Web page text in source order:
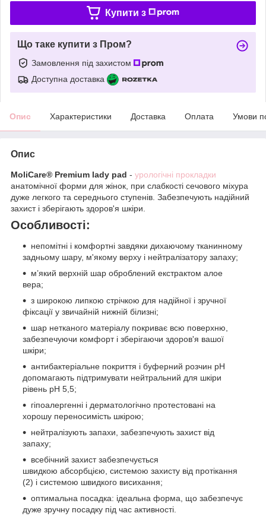
Купити з
Що таке купити з Пром?
Замовлення під захистом
Доступна доставка
Опис Характеристики Доставка Оплата Умови
Опис
MoliCare® Premium lady pad - урологічні прокладки
анатомічної форми для жінок, при слабкості сечового міхура
дуже легкого та середнього ступенів. Забезпечують надійний
захист і зберігають здоров'я шкіри.
Особливості:
непомітні і комфортні завдяки дихаючому тканинному
задньому шару, м'якому верху і нейтралізатору запаху;
м’який верхній шар оброблений екстрактом алое
вера;
з широкою липкою стрічкою для надійної і зручної
фіксації у звичайній нижній білизні;
шар нетканого матеріалу покриває всю поверхню,
забезпечуючи комфорт і зберігаючи здоров'я вашої
шкіри;
антибактеріальне покриття і буферний розчин pH
допомагають підтримувати нейтральний для шкіри
рівень pH 5,5;
гіпоалергенні і дерматологічно протестовані на
хорошу переносимість шкірою;
нейтралізують запахи, забезпечують захист від
запаху;
всебічний захист забезпечується
швидкою абсорбцією, системою захисту від протікання
(2) і системою швидкого висихання;
оптимальна посадка: ідеальна форма, що забезпечує
дуже зручну посадку під час активності.